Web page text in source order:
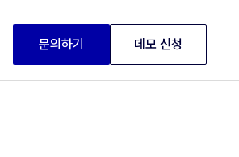
문의하기 데모 신청